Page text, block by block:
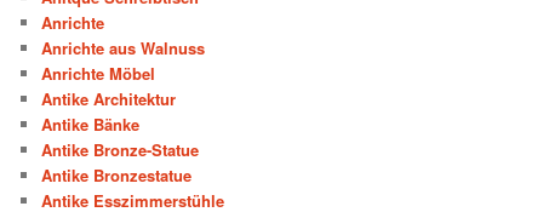
Anrichte
Anrichte aus Walnuss
Anrichte Möbel
Antike Architektur
Antike Bänke
Antike Bronze-Statue
Antike Bronzestatue
Antike Esszimmerstühle